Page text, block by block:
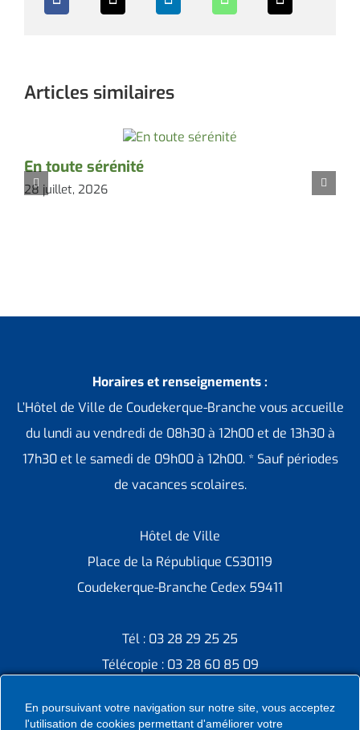
Articles similaires
En toute sérénité
28 juillet, 2026
Horaires et renseignements :
L’Hôtel de Ville de Coudekerque-Branche vous accueille
du lundi au vendredi de 08h30 à 12h00 et de 13h30 à
17h30 et le samedi de 09h00 à 12h00. * Sauf périodes
de vacances scolaires.
Hôtel de Ville
Place de la République CS30119
Coudekerque-Branche Cedex 59411
Tél : 03 28 29 25 25
Télécopie : 03 28 60 85 09
En poursuivant votre navigation sur notre site, vous acceptez
l'utilisation de cookies permettant d'améliorer votre